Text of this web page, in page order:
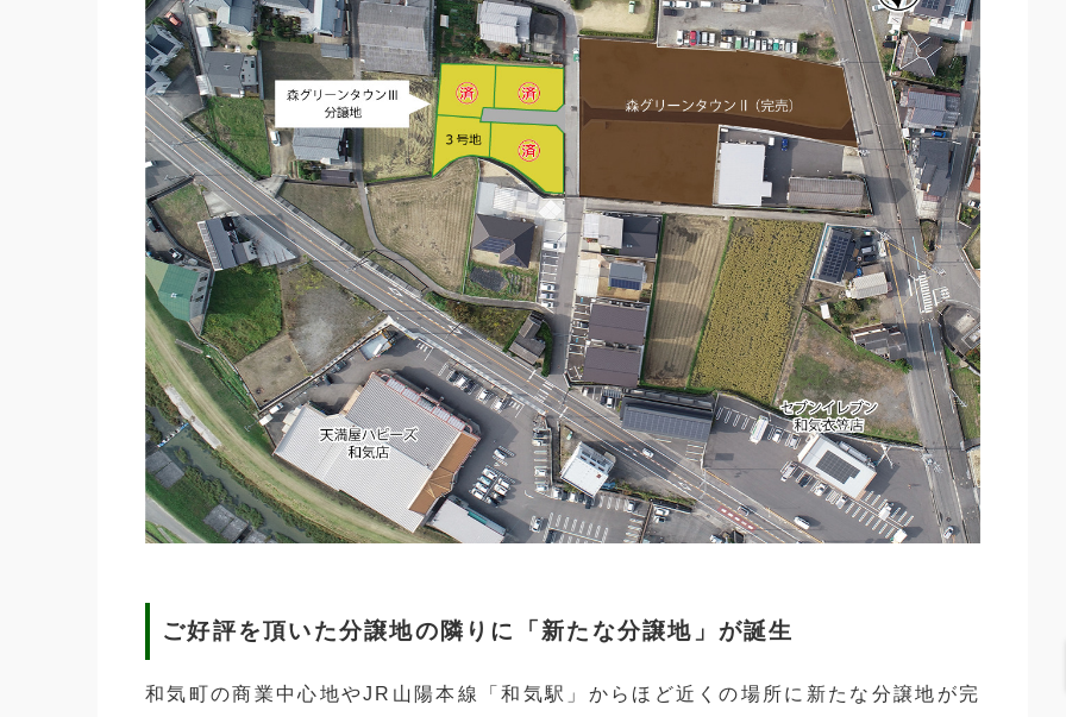
ご好評を頂いた分譲地の隣りに「新たな分譲地」が誕生
和気町の商業中心地やJR山陽本線「和気駅」からほど近くの場所に新たな分譲地が完